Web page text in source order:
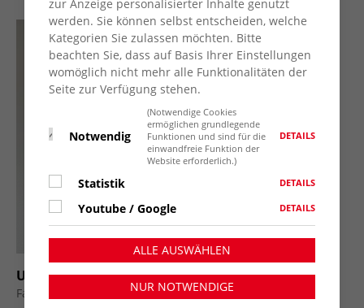
Ulrike Weidemann
Fachbereichsleitung Betreuungsverein
zur Anzeige personalisierter Inhalte genutzt
werden. Sie können selbst entscheiden, welche
Kategorien Sie zulassen möchten. Bitte
beachten Sie, dass auf Basis Ihrer Einstellungen
womöglich nicht mehr alle Funktionalitäten der
Seite zur Verfügung stehen.
Notwendig
(Notwendige Cookies
ermöglichen grundlegende
Funktionen und sind für die
einwandfreie Funktion der
Website erforderlich.)
DETAILS
Statistik DETAILS
Youtube / Google DETAILS
ALLE AUSWÄHLEN
NUR NOTWENDIGE